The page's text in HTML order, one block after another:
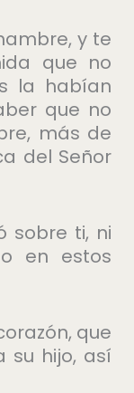
y te
que no
la habían
que no
más de
del Señor
sobre ti, ni
en estos
que
su hijo, así